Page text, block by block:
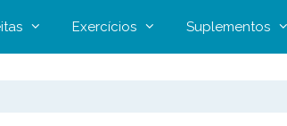
Exercícios Suplementos